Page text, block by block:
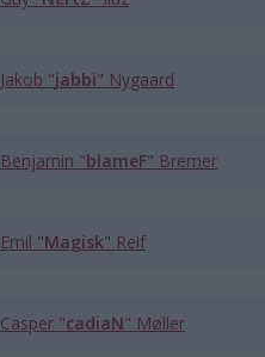
Jakob "jabbi" Nygaard
Benjamin "⁠blameF⁠" Bremer
Emil "⁠Magisk⁠" Reif
Casper "⁠cadiaN⁠" Møller